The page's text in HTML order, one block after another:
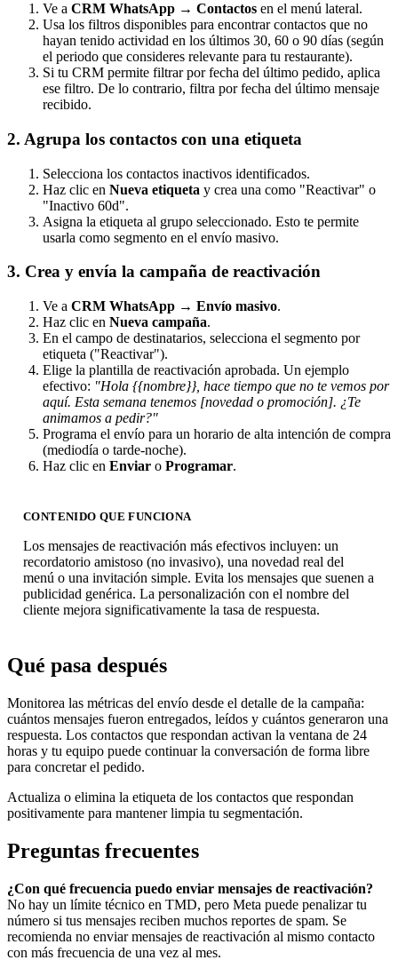
Ve a CRM WhatsApp → Contactos en el menú lateral.
Usa los filtros disponibles para encontrar contactos que no
hayan tenido actividad en los últimos 30, 60 o 90 días (según
el periodo que consideres relevante para tu restaurante).
Si tu CRM permite filtrar por fecha del último pedido, aplica
ese filtro. De lo contrario, filtra por fecha del último mensaje
recibido.
2. Agrupa los contactos con una etiqueta
Selecciona los contactos inactivos identificados.
Haz clic en Nueva etiqueta y crea una como "Reactivar" o
"Inactivo 60d".
Asigna la etiqueta al grupo seleccionado. Esto te permite
usarla como segmento en el envío masivo.
3. Crea y envía la campaña de reactivación
Ve a CRM WhatsApp → Envío masivo.
Haz clic en Nueva campaña.
En el campo de destinatarios, selecciona el segmento por
etiqueta ("Reactivar").
Elige la plantilla de reactivación aprobada. Un ejemplo
efectivo: "Hola {{nombre}}, hace tiempo que no te vemos por
aquí. Esta semana tenemos [novedad o promoción]. ¿Te
animamos a pedir?"
Programa el envío para un horario de alta intención de compra
(mediodía o tarde-noche).
Haz clic en Enviar o Programar.
CONTENIDO QUE FUNCIONA
Los mensajes de reactivación más efectivos incluyen: un
recordatorio amistoso (no invasivo), una novedad real del
menú o una invitación simple. Evita los mensajes que suenen a
publicidad genérica. La personalización con el nombre del
cliente mejora significativamente la tasa de respuesta.
Qué pasa después
Monitorea las métricas del envío desde el detalle de la campaña:
cuántos mensajes fueron entregados, leídos y cuántos generaron una
respuesta. Los contactos que respondan activan la ventana de 24
horas y tu equipo puede continuar la conversación de forma libre
para concretar el pedido.
Actualiza o elimina la etiqueta de los contactos que respondan
positivamente para mantener limpia tu segmentación.
Preguntas frecuentes
¿Con qué frecuencia puedo enviar mensajes de reactivación?
No hay un límite técnico en TMD, pero Meta puede penalizar tu
número si tus mensajes reciben muchos reportes de spam. Se
recomienda no enviar mensajes de reactivación al mismo contacto
con más frecuencia de una vez al mes.